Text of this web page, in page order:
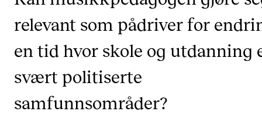
Arrangementer og konserter
Ledige stillinger
INFO
relevant som pådriver for
en tid hvor skole og utdanning
svært politiserte
samfunnsområder?